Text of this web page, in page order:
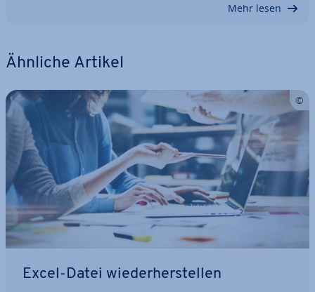
Mehr lesen
Ähnliche Artikel
Excel-Datei wie­der­her­stel­len